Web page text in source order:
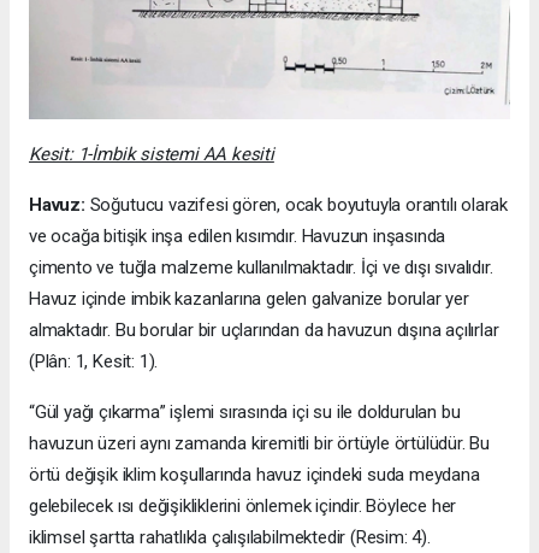
Kesit: 1-İmbik sistemi AA kesiti
Havuz: Soğutucu vazifesi gören, ocak boyutuyla orantılı olarak
ve ocağa bitişik inşa edilen kısımdır. Havuzun inşasında
çimento ve tuğla malzeme kullanılmaktadır. İçi ve dışı sıvalıdır.
Havuz içinde imbik kazanlarına gelen galvanize borular yer
almaktadır. Bu borular bir uçlarından da havuzun dışına açılırlar
(Plân: 1, Kesit: 1).
“Gül yağı çıkarma” işlemi sırasında içi su ile doldurulan bu
havuzun üzeri aynı zamanda kiremitli bir örtüyle örtülüdür. Bu
örtü değişik iklim koşullarında havuz içindeki suda meydana
gelebilecek ısı değişikliklerini önlemek içindir. Böylece her
iklimsel şartta rahatlıkla çalışılabilmektedir (Resim: 4).